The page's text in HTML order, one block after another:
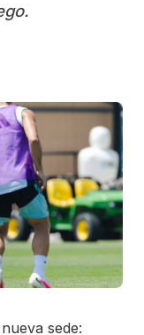
sede: